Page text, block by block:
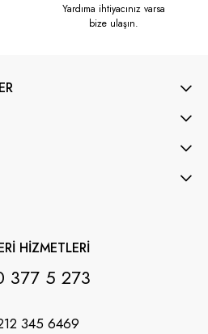
Yardıma ihtiyacınız varsa
bize ulaşın.
HİZMETLERİ
377 5 273
345 6469